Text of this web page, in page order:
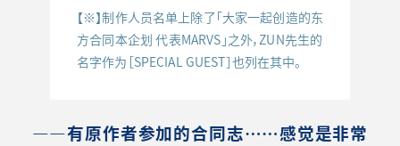
【※】制作人员名单上除了「大家一起创造的东
方合同本企划 代表MARVS」之外，ZUN先生的
名字作为［SPECIAL GUEST］也列在其中。
――有原作者参加的合同志……感觉是非常